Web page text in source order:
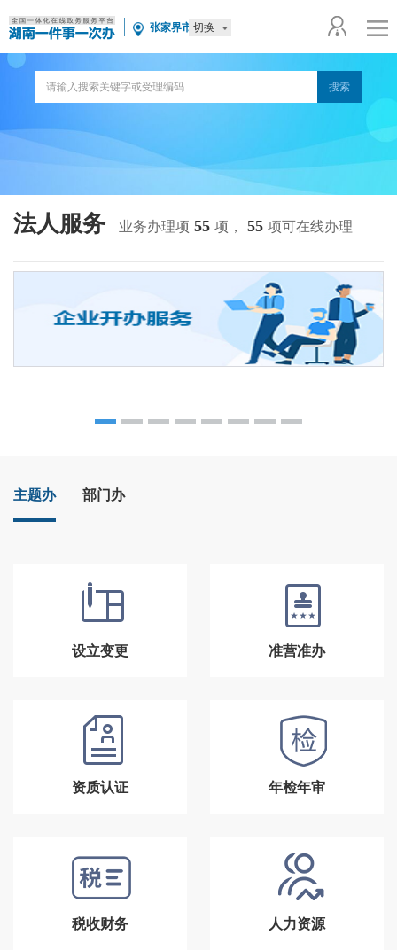
张家界市 切换
法人服务 业务办理项 55 项， 55 项可在线办理
主题办 部门办
设立变更 准营准办
资质认证 年检年审
税收财务 人力资源